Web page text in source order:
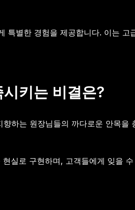
별한 경험을 제공합니다. 이는
키는 비결은?
하는 원장님들의 까다로운 안목
실로 구현하며, 고객들에게 잊을